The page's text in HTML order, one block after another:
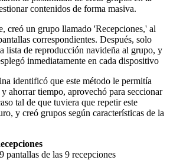
contenidos de forma masiva.
creó un grupo llamado 'Recepciones,' al
correspondientes. Después, solo
lista de reproducción navideña al grupo, y
inmediatamente en cada dispositivo
identificó que este método le permitía
ahorrar tiempo, aprovechó para seccionar
tal de que tuviera que repetir este
y creó grupos según características de la
pantallas de las 9 recepciones